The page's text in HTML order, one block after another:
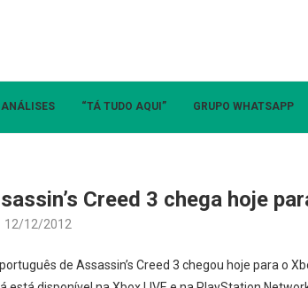
ANÁLISES “TÁ TUDO AQUI” GRUPO WHATSAPP
Creed 3 chega hoje
12/12/2012
de Assassin’s Creed 3 chegou hoje para o